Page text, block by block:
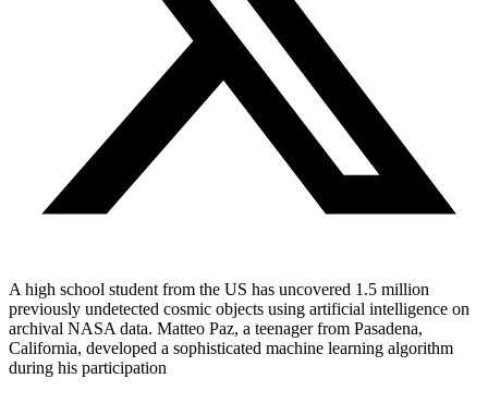
A high school student from the US has uncovered 1.5 million
previously undetected cosmic objects using artificial intelligence on
archival NASA data. Matteo Paz, a teenager from Pasadena,
California, developed a sophisticated machine learning algorithm
during his participation